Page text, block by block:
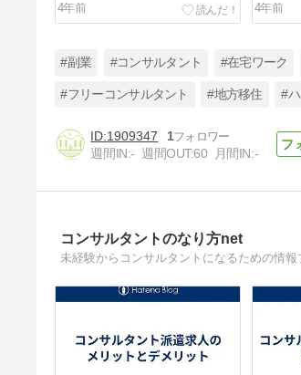
4年前
4年前
フリーランスエンジニア案件紹介
サービスまとめ
#副業 #コンサルタント #在宅ワーク
#フリーコンサルタント #地方移住 #
1909347
1
週間IN:- 週間OUT:60 月間IN:-
コンサルタントのなり方net
未経験からコンサルタントになるための情報